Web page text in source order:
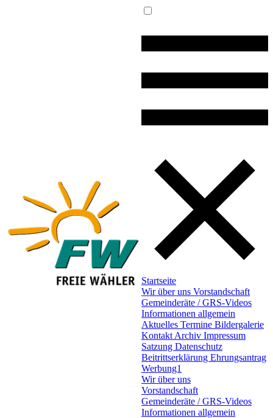
Startseite
Wir über uns Vorstandschaft
Gemeinderäte / GRS-Videos
Informationen allgemein
Aktuelles Termine Bildergalerie
Kontakt Archiv Impressum
Satzung Datenschutz
Beitrittserklärung Ehrungsantrag
Werbung1
Wir über uns
Vorstandschaft
Gemeinderäte / GRS-Videos
Informationen allgemein